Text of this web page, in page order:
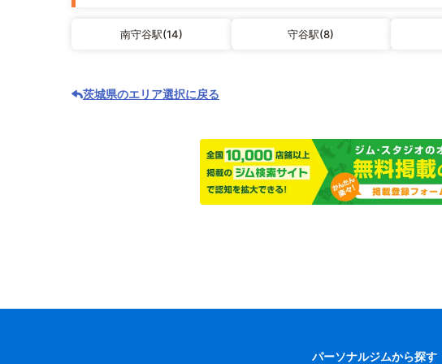
南守谷駅(14) 守谷駅(8)
茨城県のエリア選択に戻る
パーソナルジムから探す